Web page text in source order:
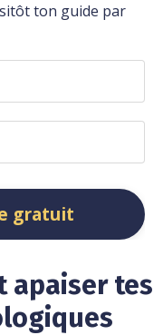
ton guide par
gratuit
apaiser tes